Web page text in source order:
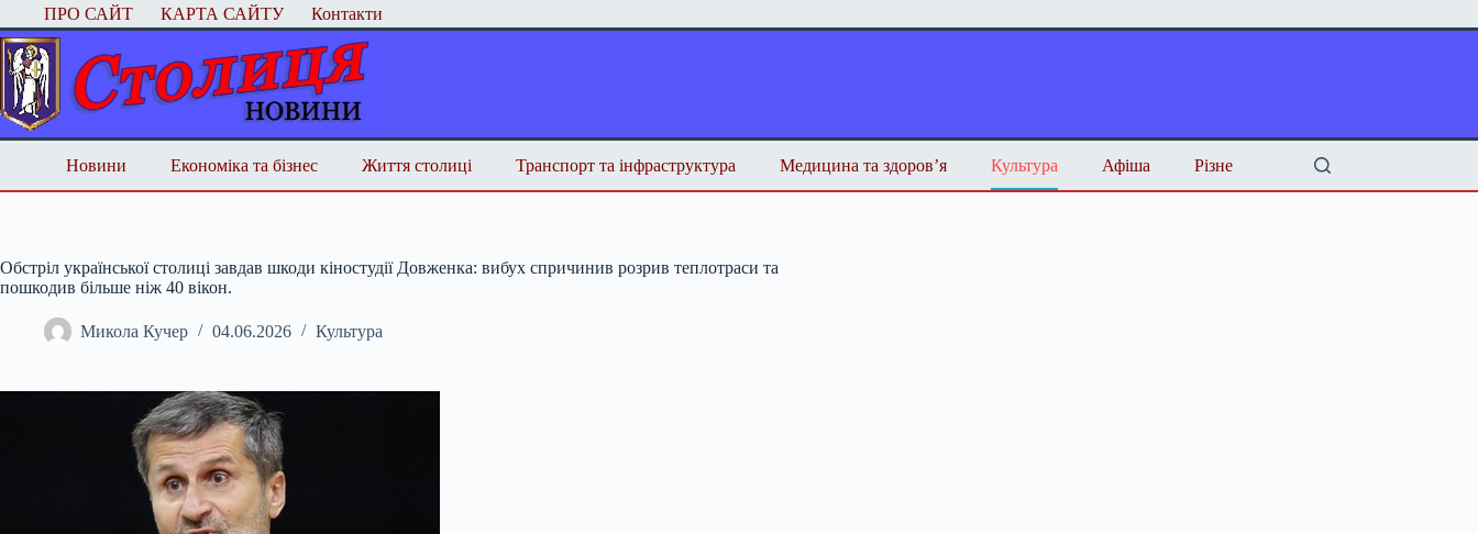
Перейти
до
вмісту
ПРО САЙТ КАРТА САЙТУ Контакти
Новини Економіка та бізнес Життя столиці Транспорт та інфраструктура Медицина та здоров’я Культура Афіша Різне
Обстріл української столиці завдав шкоди кіностудії Довженка: вибух спричинив розрив теплотраси та
пошкодив більше ніж 40 вікон.
Микола Кучер 04.06.2026 Культура